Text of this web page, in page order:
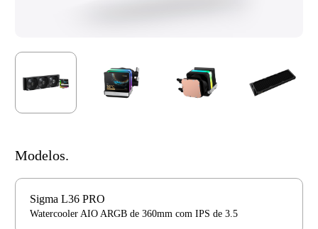
Modelos.
Sigma L36 PRO
Watercooler AIO ARGB de 360mm com IPS de 3.5